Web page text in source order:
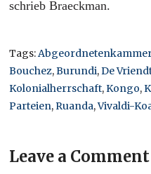
schrieb Braeckman.
Tags:
Bouchez,Burundi,De
Kolonialherrschaft,Kongo,
Parteien,Ruanda,Vivaldi-
Leave a Comment